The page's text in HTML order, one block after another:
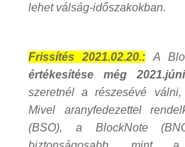
lehet válság-időszakokban.
Frissítés 2021.02.20.: A
értékesítése még
szeretnél a részesévé
Mivel aranyfedezettel
(BSO), a BlockNote